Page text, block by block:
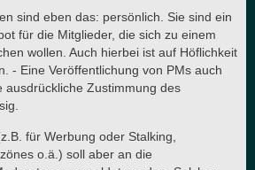
sind eben das: persönlich. Sie sind ein
für die Mitglieder, die sich zu einem
wollen. Auch hierbei ist auf Höflichkeit
- Eine Veröffentlichung von PMs auch
ausdrückliche Zustimmung des
für Werbung oder Stalking,
o.ä.) soll aber an die